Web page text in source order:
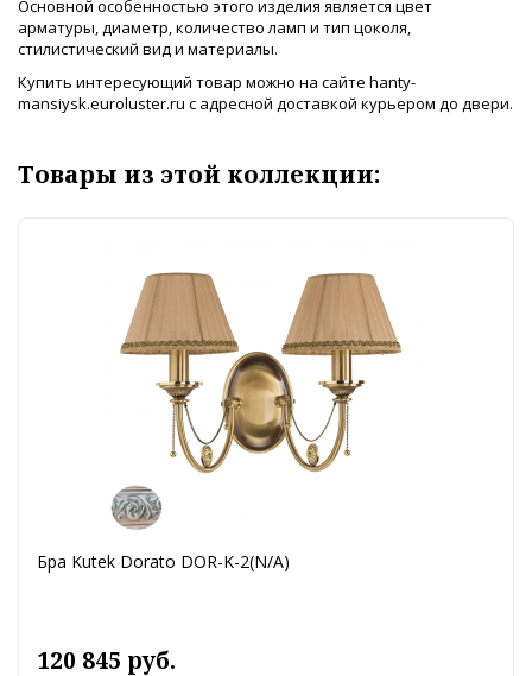
Основной особенностью этого изделия является цвет
арматуры, диаметр, количество ламп и тип цоколя,
стилистический вид и материалы.
Купить интересующий товар можно на сайте hanty-
mansiysk.euroluster.ru с адресной доставкой курьером до двери.
Товары из этой коллекции:
Бра Kutek Dorato DOR-K-2(N/A)
120 845 руб.